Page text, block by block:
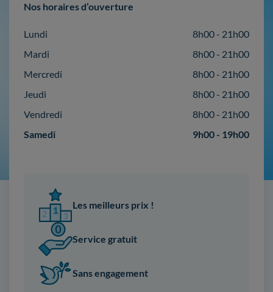
Nos horaires d’ouverture
Lundi
8h00 - 21h00
Mardi
8h00 - 21h00
Mercredi
8h00 - 21h00
Jeudi
8h00 - 21h00
Vendredi
8h00 - 21h00
Samedi
9h00 - 19h00
Les meilleurs prix !
Service gratuit
Sans engagement